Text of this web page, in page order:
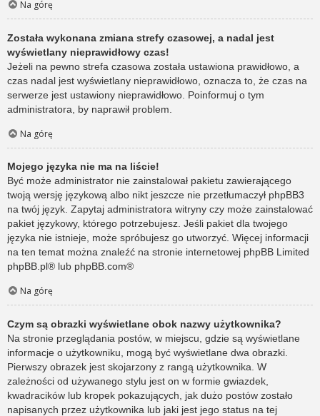
Na górę
Została wykonana zmiana strefy czasowej, a nadal jest
wyświetlany nieprawidłowy czas!
Jeżeli na pewno strefa czasowa została ustawiona prawidłowo, a
czas nadal jest wyświetlany nieprawidłowo, oznacza to, że czas na
serwerze jest ustawiony nieprawidłowo. Poinformuj o tym
administratora, by naprawił problem.
Na górę
Mojego języka nie ma na liście!
Być może administrator nie zainstalował pakietu zawierającego
twoją wersję językową albo nikt jeszcze nie przetłumaczył phpBB3
na twój język. Zapytaj administratora witryny czy może zainstalować
pakiet językowy, którego potrzebujesz. Jeśli pakiet dla twojego
języka nie istnieje, może spróbujesz go utworzyć. Więcej informacji
na ten temat można znaleźć na stronie internetowej phpBB Limited
phpBB.pl® lub phpBB.com®
Na górę
Czym są obrazki wyświetlane obok nazwy użytkownika?
Na stronie przeglądania postów, w miejscu, gdzie są wyświetlane
informacje o użytkowniku, mogą być wyświetlane dwa obrazki.
Pierwszy obrazek jest skojarzony z rangą użytkownika. W
zależności od używanego stylu jest on w formie gwiazdek,
kwadracików lub kropek pokazujących, jak dużo postów zostało
napisanych przez użytkownika lub jaki jest jego status na tej